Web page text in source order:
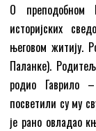
О преподобном
историјских
његовом житију.
Паланке).
родио Гаврило
посветили су му
је рано овладао